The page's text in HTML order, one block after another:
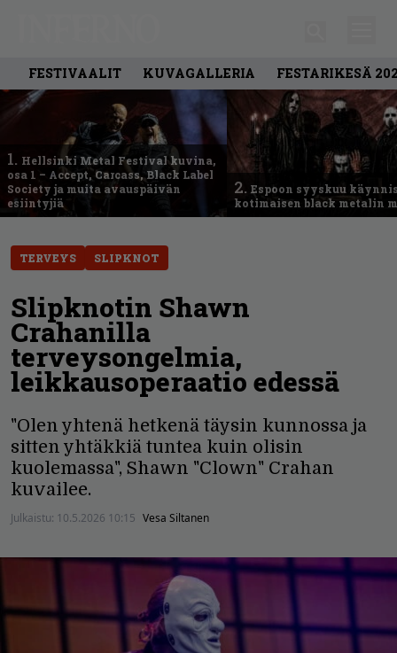
FESTIVAALIT KUVAGALLERIA FESTARIKESÄ
1. Hellsinki Metal Festival kuvina,
osa 1 – Accept, Carcass, Black Label
Society ja muita avauspäivän
esiintyjiä
2. Espoon syyskuu
kotimaisen black metalin
TERVEYS SLIPKNOT
Slipknotin Shawn
Crahanilla
terveysongelmia,
leikkausoperaatio edessä
"Olen yhtenä hetkenä täysin kunnossa ja
sitten yhtäkkiä tuntea kuin olisin
kuolemassa", Shawn "Clown" Crahan
kuvailee.
Julkaistu: 10.5.2026 10:15 Vesa Siltanen